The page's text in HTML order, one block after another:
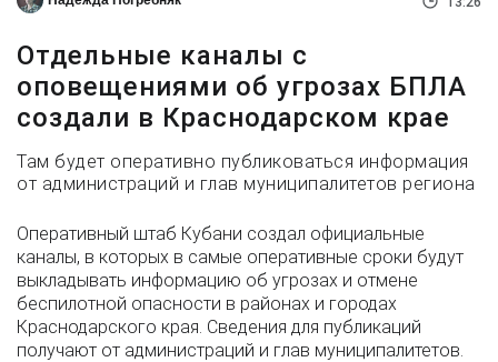
Отдельные каналы с
оповещениями об угрозах БПЛА
создали в Краснодарском крае
Там будет оперативно публиковаться информация
от администраций и глав муниципалитетов региона
Оперативный штаб Кубани создал официальные
каналы, в которых в самые оперативные сроки будут
выкладывать информацию об угрозах и отмене
беспилотной опасности в районах и городах
Краснодарского края. Сведения для публикаций
получают от администраций и глав муниципалитетов.